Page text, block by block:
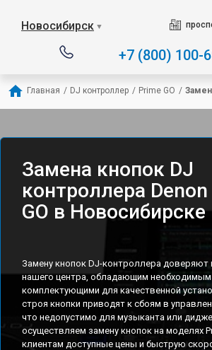
Новосибирск ▼
+7 (800) 100-
Главная / DJ контроллер / Prime GO /
Замена кнопок DJ
контроллера
GO в Новосибирске
Замену кнопок DJ-контроллера
нашего центра, обладающим
комплектующими для качественной
строя кнопки приводят к сбоям в
что недопустимо для музыканта или
осуществляем замену кнопок на моделях
клиентам доступные цены и быструю